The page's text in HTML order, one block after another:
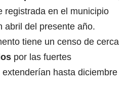
registrada en el municipio
abril del presente año.
tiene un censo de cerca
por las fuertes
hasta diciembre